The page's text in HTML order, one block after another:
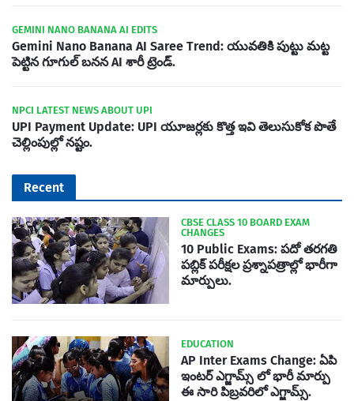
GEMINI NANO BANANA AI EDITS
Gemini Nano Banana AI Saree Trend: యువతికి పుట్టు మట్ట
పెట్టిన గూగుల్ బనన AI శారీ ట్రెండ్.
NPCI LATEST NEWS ABOUT UPI
UPI Payment Update: UPI యూజర్లకు కొత్త ఇవి తెలుసుకోక పొతే
చెల్లింపుల్లో నష్టం.
Recent
CBSE CLASS 10 BOARD EXAM
CHANGES
10 Public Exams: పదో తరగతి
పబ్లిక్‌ పరీక్షల ప్రశ్నాపత్రాల్లో భారీగా
మార్పులు.
EDUCATION
AP Inter Exams Change: ఏపి
ఇంటర్ ఎగ్జామ్స్ లో భారీ మార్పు
ఈ సారి పిబ్రవరిలో ఎగ్జామ్స్.